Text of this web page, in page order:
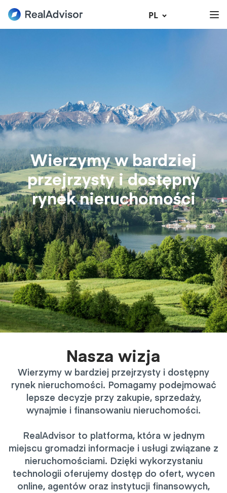
PL
Wierzymy w bardziej
przejrzysty i dostępny
rynek nieruchomości
Nasza wizja
Wierzymy w bardziej przejrzysty i dostępny
rynek nieruchomości. Pomagamy podejmować
lepsze decyzje przy zakupie, sprzedaży,
wynajmie i finansowaniu nieruchomości.
RealAdvisor to platforma, która w jednym
miejscu gromadzi informacje i usługi związane z
nieruchomościami. Dzięki wykorzystaniu
technologii oferujemy dostęp do ofert, wycen
online, agentów oraz instytucji finansowych,